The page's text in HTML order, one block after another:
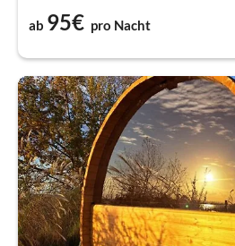
ab 95€ pro Nacht